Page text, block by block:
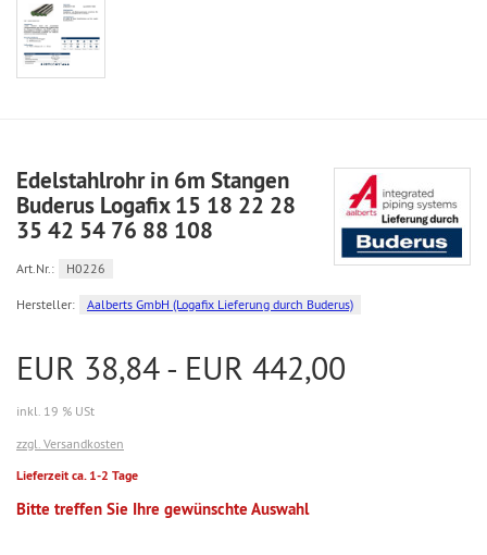
Edelstahlrohr in 6m Stangen
Buderus Logafix 15 18 22 28
35 42 54 76 88 108
Art.Nr.: H0226
Hersteller: Aalberts GmbH (Logafix Lieferung durch Buderus)
EUR 38,84 - EUR 442,00
inkl. 19 % USt
zzgl. Versandkosten
Lieferzeit ca. 1-2 Tage
Bitte treffen Sie Ihre gewünschte Auswahl